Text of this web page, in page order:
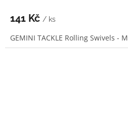
141 Kč / ks
GEMINI TACKLE Rolling Swivels -